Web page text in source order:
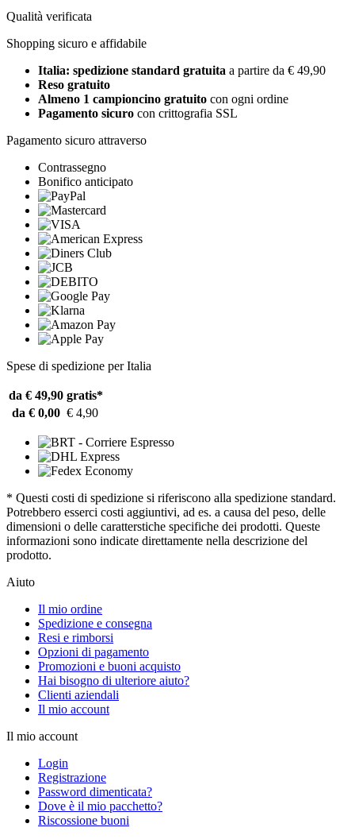
Qualità verificata
Shopping sicuro e affidabile
Italia: spedizione standard gratuita a partire da € 49,90
Reso gratuito
Almeno 1 campioncino gratuito con ogni ordine
Pagamento sicuro con crittografia SSL
Pagamento sicuro attraverso
Contrassegno
Bonifico anticipato
Spese di spedizione per Italia
da € 49,90 gratis*
da € 0,00 € 4,90
* Questi costi di spedizione si riferiscono alla spedizione standard.
Potrebbero esserci costi aggiuntivi, ad es. a causa del peso, delle
dimensioni o delle caratterstiche specifiche dei prodotti. Queste
informazioni sono indicate direttamente nella descrizione del
prodotto.
Aiuto
Il mio ordine
Spedizione e consegna
Resi e rimborsi
Opzioni di pagamento
Promozioni e buoni acquisto
Hai bisogno di ulteriore aiuto?
Clienti aziendali
Il mio account
Il mio account
Login
Registrazione
Password dimenticata?
Dove è il mio pacchetto?
Riscossione buoni